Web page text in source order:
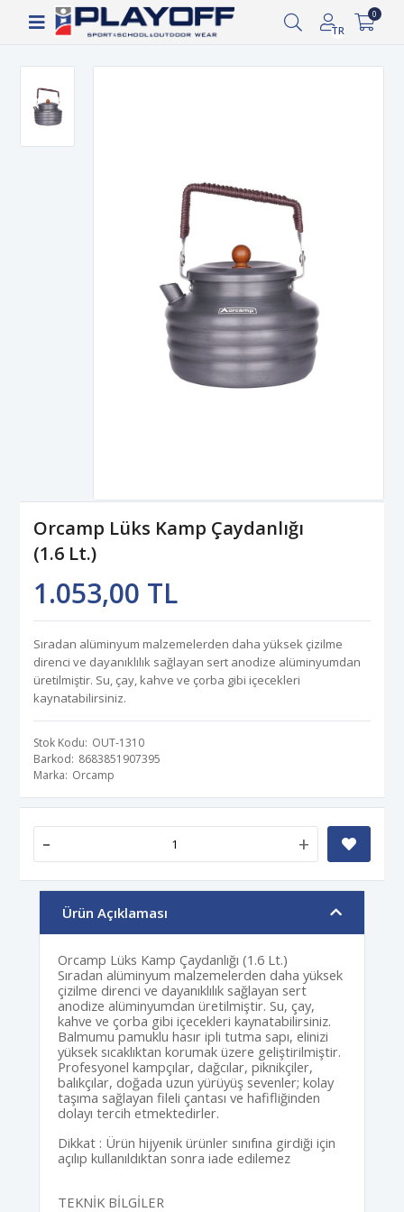
Siparişin 2-8 iş günü arasında kargoya verilecektir.
TR
0
Orcamp Lüks Kamp Çaydanlığı
(1.6 Lt.)
1.053,00 TL
Sıradan alüminyum malzemelerden daha yüksek çizilme
direnci ve dayanıklılık sağlayan sert anodize alüminyumdan
üretilmiştir. Su, çay, kahve ve çorba gibi içecekleri
kaynatabilirsiniz.
Stok Kodu OUT-1310
Barkod 8683851907395
Marka Orcamp
- +
Ürün Açıklaması
Orcamp Lüks Kamp Çaydanlığı (1.6 Lt.)
Sıradan alüminyum malzemelerden daha yüksek
çizilme direnci ve dayanıklılık sağlayan sert
anodize alüminyumdan üretilmiştir. Su, çay,
kahve ve çorba gibi içecekleri kaynatabilirsiniz.
Balmumu pamuklu hasır ipli tutma sapı, elinizi
yüksek sıcaklıktan korumak üzere geliştirilmiştir.
Profesyonel kampçılar, dağcılar, piknikçiler,
balıkçılar, doğada uzun yürüyüş sevenler; kolay
taşıma sağlayan fileli çantası ve hafifliğinden
dolayı tercih etmektedirler.
Dikkat : Ürün hijyenik ürünler sınıfına girdiği için
açılıp kullanıldıktan sonra iade edilemez
TEKNİK BİLGİLER